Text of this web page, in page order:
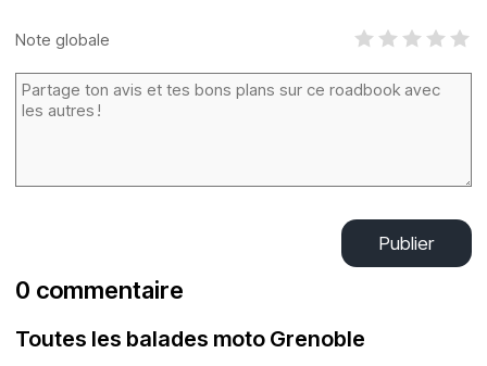
Note globale
Publier
0 commentaire
Toutes les balades moto Grenoble